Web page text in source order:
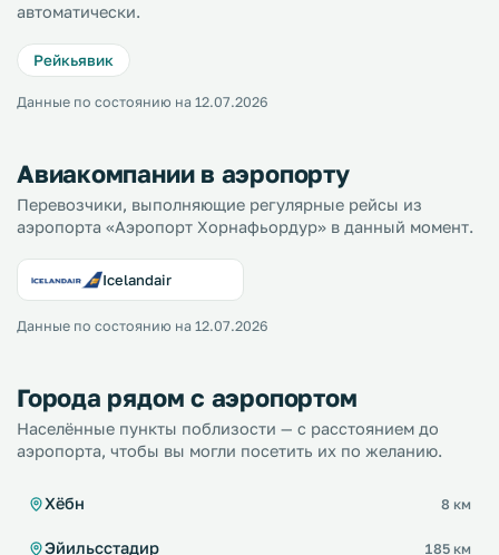
автоматически.
Рейкьявик
Данные по состоянию на 12.07.2026
Авиакомпании в аэропорту
Перевозчики, выполняющие регулярные рейсы из
аэропорта «Аэропорт Хорнафьордур» в данный момент.
Icelandair
Данные по состоянию на 12.07.2026
Города рядом с аэропортом
Населённые пункты поблизости — с расстоянием до
аэропорта, чтобы вы могли посетить их по желанию.
Хёбн 8 км
Эйильсстадир 185 км